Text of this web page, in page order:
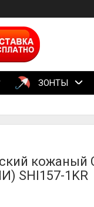
ЗОНТЫ
кожаный
SHI157-1KR